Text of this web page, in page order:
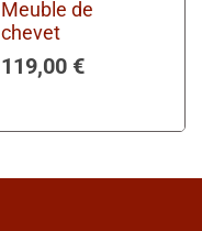
Meuble de
chevet
119,00 €